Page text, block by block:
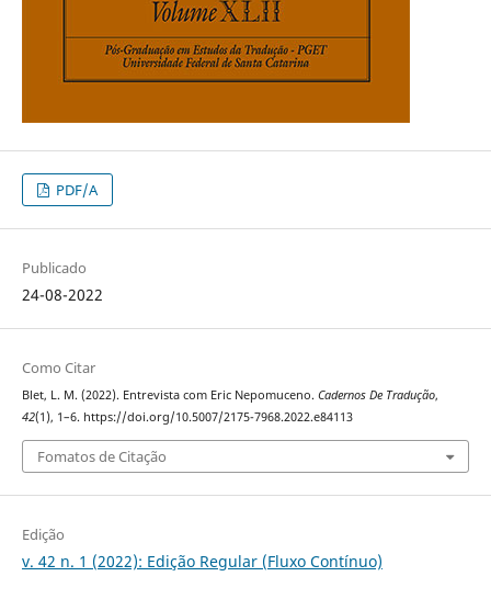
PDF/A
Publicado
24-08-2022
Como Citar
Blet, L. M. (2022). Entrevista com Eric Nepomuceno. Cadernos De Tradução,
42(1), 1–6. https://doi.org/10.5007/2175-7968.2022.e84113
Fomatos de Citação
Edição
v. 42 n. 1 (2022): Edição Regular (Fluxo Contínuo)